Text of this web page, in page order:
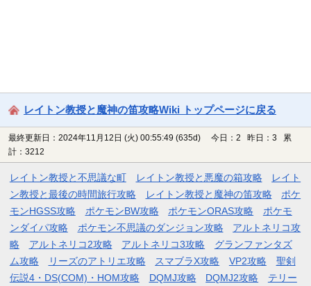
レイトン教授と魔神の笛攻略Wiki トップページに戻る
最終更新日：2024年11月12日 (火) 00:55:49 (635d)
今日：2 昨日：3 累
計：3212
レイトン教授と不思議な町 レイトン教授と悪魔の箱攻略
レイト
ン教授と最後の時間旅行攻略
レイトン教授と魔神の笛攻略
ポケ
モンHGSS攻略
ポケモンBW攻略 ポケモンORAS攻略
ポケモ
ンダイパ攻略
ポケモン不思議のダンジョン攻略
アルトネリコ攻
略
アルトネリコ2攻略 アルトネリコ3攻略
グランファンタズ
ム攻略
リーズのアトリエ攻略 スマブラX攻略 VP2攻略
聖剣
伝説4・DS(COM)・HOM攻略
DQMJ攻略 DQMJ2攻略 テリー